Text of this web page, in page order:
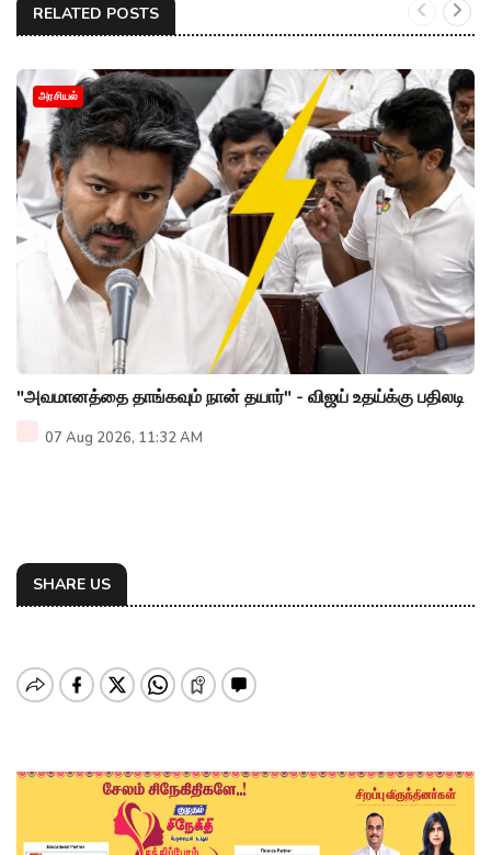
RELATED POSTS
அரசியல்
"அவமானத்தை தாங்கவும் நான் தயார்" - விஜய் உதய்க்கு பதிலடி
07 Aug 2026, 11:32 AM
SHARE US